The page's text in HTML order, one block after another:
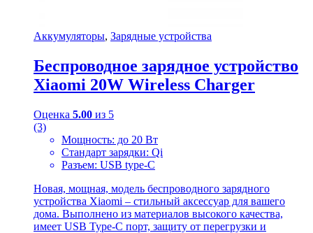
Аккумуляторы, Зарядные устройства
Беспроводное зарядное устройство
Xiaomi 20W Wireless Charger
Оценка 5.00 из 5
(3)
Мощность: до 20 Вт
Стандарт зарядки: Qi
Разъем: USB type-C
Новая, мощная, модель беспроводного зарядного
устройства Xiaomi – стильный аксессуар для вашего
дома. Выполнено из материалов высокого качества,
имеет USB Type-C порт, защиту от перегрузки и